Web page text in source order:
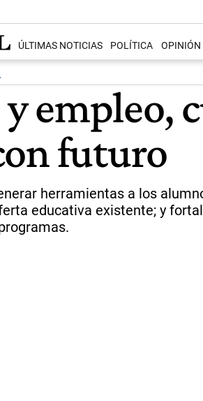
ÚLTIMAS NOTICIAS POLÍTICA OPINIÓN
y empleo,
futuro
herramientas a los
educativa existente; y